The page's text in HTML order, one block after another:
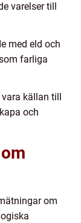
varelser till
med eld och
farliga
vara källan till
och
om